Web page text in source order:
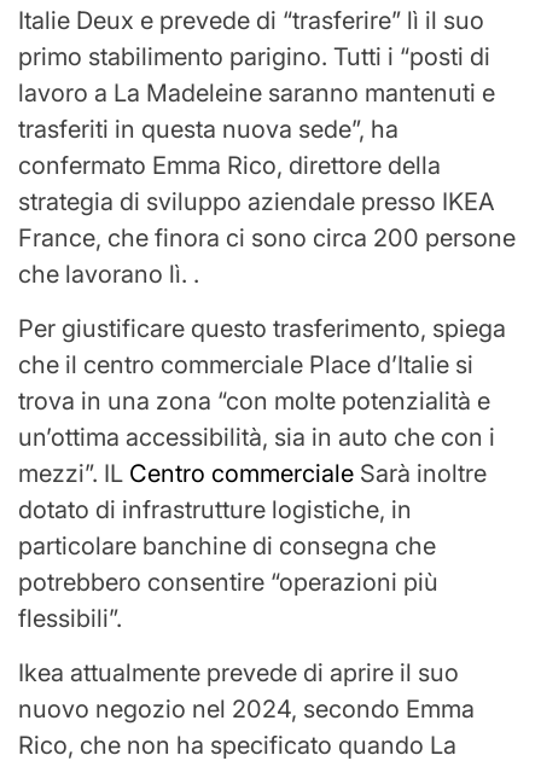
Italie Deux e prevede di “trasferire” lì il suo
primo stabilimento parigino. Tutti i “posti di
lavoro a La Madeleine saranno mantenuti e
trasferiti in questa nuova sede”, ha
confermato Emma Rico, direttore della
strategia di sviluppo aziendale presso IKEA
France, che finora ci sono circa 200 persone
che lavorano lì. .
Per giustificare questo trasferimento, spiega
che il centro commerciale Place d’Italie si
trova in una zona “con molte potenzialità e
un’ottima accessibilità, sia in auto che con i
mezzi”. IL Centro commerciale Sarà inoltre
dotato di infrastrutture logistiche, in
particolare banchine di consegna che
potrebbero consentire “operazioni più
flessibili”.
Ikea attualmente prevede di aprire il suo
nuovo negozio nel 2024, secondo Emma
Rico, che non ha specificato quando La